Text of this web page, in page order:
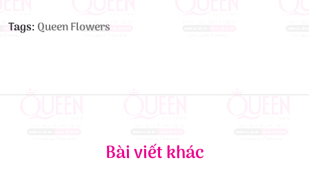
Tags:Queen Flowers
Bài viết khác